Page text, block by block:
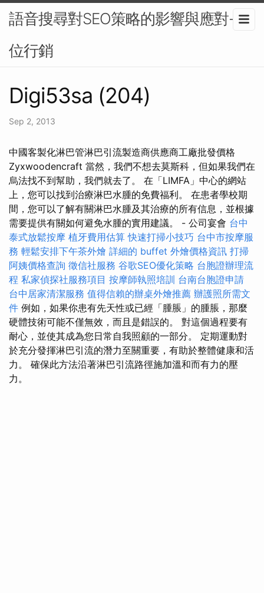
語音搜尋對SEO策略的影響與應對-數
位行銷
Digi53sa (204)
Sep 2, 2013
中國客製化淋巴管淋巴引流製造商供應商工廠批發價格
Zyxwoodencraft 當然，我們不想去莫斯科，但如果我們在
烏法找不到幫助，我們就去了。 在「LIMFA」中心的網站
上，您可以找到治療淋巴水腫的免費福利。 在患者學校期
間，您可以了解有關淋巴水腫及其治療的所有信息，並根據
需要提供有關如何避免水腫的實用建議。 - 公司宴會 台中
泰式放鬆按摩 植牙費用估算 快速打掃小技巧 台中市按摩服
務 輕鬆安排下午茶外燴 詳細的 buffet 外燴價格資訊 打掃
阿姨價格查詢 徵信社服務 谷歌SEO優化策略 台胞證辦理流
程 私家偵探社服務項目 按摩師執照培訓 台南台胞證申請
台中居家清潔服務 值得信賴的辦桌外燴推薦 辦護照所需文
件 例如，如果你患有先天性或已經「腫脹」的腫脹，那麼
硬體技術可能不僅無效，而且是錯誤的。 對這個過程要有
耐心，並使其成為您日常自我照顧的一部分。 定期運動對
於充分發揮淋巴引流的潛力至關重要，有助於整體健康和活
力。 確保此方法沿著淋巴引流路徑施加溫和而有力的壓
力。